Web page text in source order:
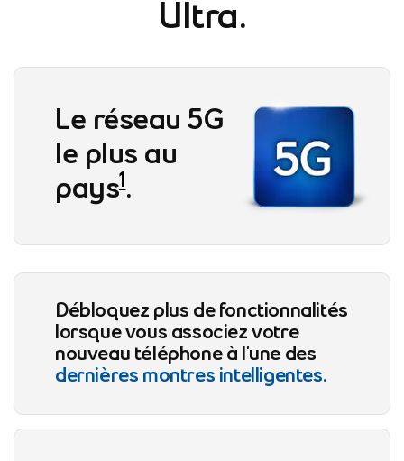
Ultra.
Le réseau 5G
le plus au
pays
footnote
1.
Débloquez plus de fonctionnalités
lorsque vous associez votre
nouveau téléphone à l'une des
dernières montres intelligentes.